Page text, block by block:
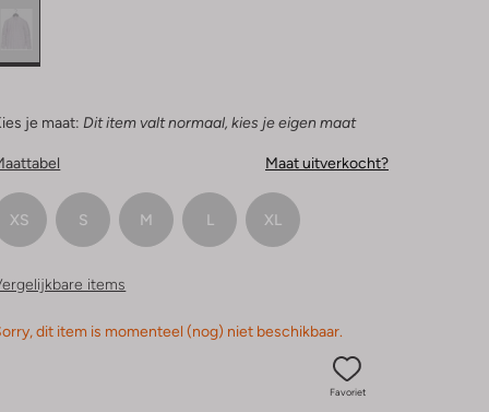
je maat: Dit item valt normaal, kies je eigen maat
Maat uitverkocht?
XS S M L XL
items
dit item is momenteel (nog) niet beschikbaar.
Favoriet